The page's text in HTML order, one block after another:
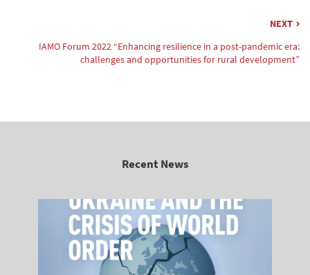
NEXT
IAMO Forum 2022 “Enhancing resilience in a post-pandemic era:
challenges and opportunities for rural development”
Recent News